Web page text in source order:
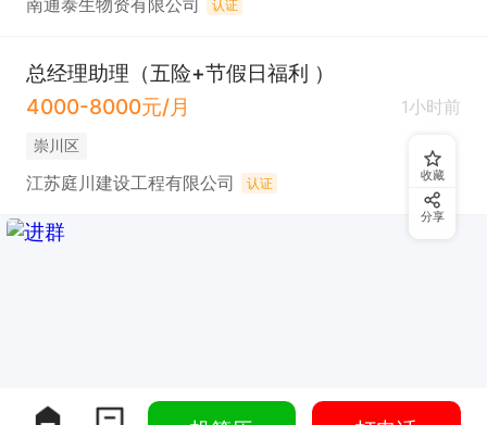
南通泰生物资有限公司 认证
总经理助理（五险+节假日福利 ）
4000-8000元/月
1小时前
崇川区
江苏庭川建设工程有限公司 认证 收藏
分享